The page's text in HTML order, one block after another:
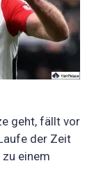
geht, fällt vor
der Zeit
einem